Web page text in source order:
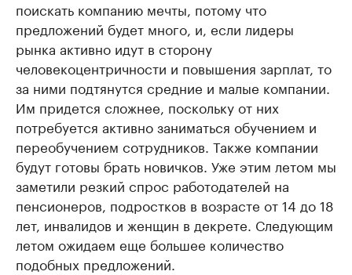
поискать компанию мечты, потому что
предложений будет много, и, если лидеры
рынка активно идут в сторону
человекоцентричности и повышения зарплат, то
за ними подтянутся средние и малые компании.
Им придется сложнее, поскольку от них
потребуется активно заниматься обучением и
переобучением сотрудников. Также компании
будут готовы брать новичков. Уже этим летом мы
заметили резкий спрос работодателей на
пенсионеров, подростков в возрасте от 14 до 18
лет, инвалидов и женщин в декрете. Следующим
летом ожидаем еще большее количество
подобных предложений.